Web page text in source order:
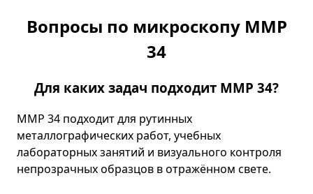
Вопросы по микроскопу ММР
34
Для каких задач подходит ММР 34?
ММР 34 подходит для рутинных
металлографических работ, учебных
лабораторных занятий и визуального контроля
непрозрачных образцов в отражённом свете.